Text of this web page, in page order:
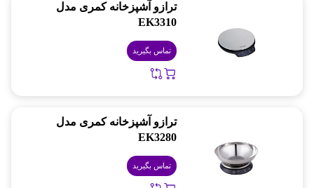
ترازو آشپزخانه کمری مدل
EK3310
تماس بگیرید
ترازو آشپزخانه کمری مدل
EK3280
تماس بگیرید